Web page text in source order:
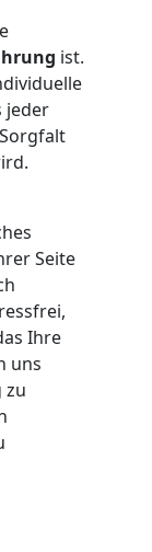
ist.
jeder
Seite
Ihre
uns
zu